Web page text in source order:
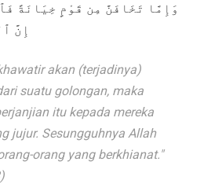
وَإِمَّا تَخَافَنَّ مِن قَوْمٍ خِيَانَةً
إِنَّ
akan (terjadinya)
suatu golongan, maka
itu kepada mereka
jujur. Sesungguhnya Allah
orang yang berkhianat."